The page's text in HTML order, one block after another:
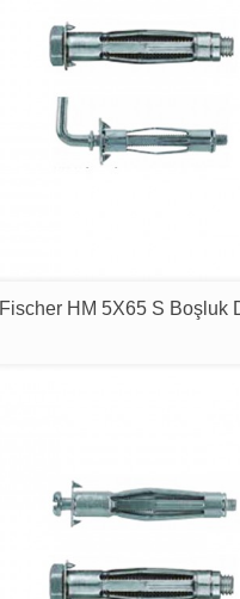
Fischer HM 5X65 S Boşluk